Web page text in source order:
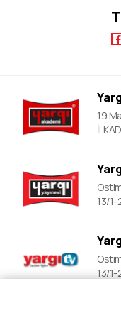
YDS Kursları
YKS Kursları
LGS Kursları
Polislik Sınavlarına
KPSS A Video Dersler
YDS Video Ders
19
13/
13/